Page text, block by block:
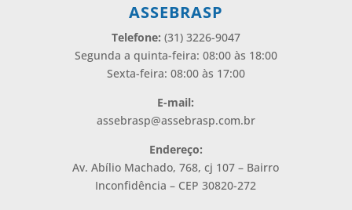
ASSEBRASP
Telefone: (31) 3226-9047
Segunda a quinta-feira: 08:00 às 18:00
Sexta-feira: 08:00 às 17:00
E-mail:
assebrasp@assebrasp.com.br
Endereço:
Av. Abílio Machado, 768, cj 107 – Bairro
Inconfidência – CEP 30820-272